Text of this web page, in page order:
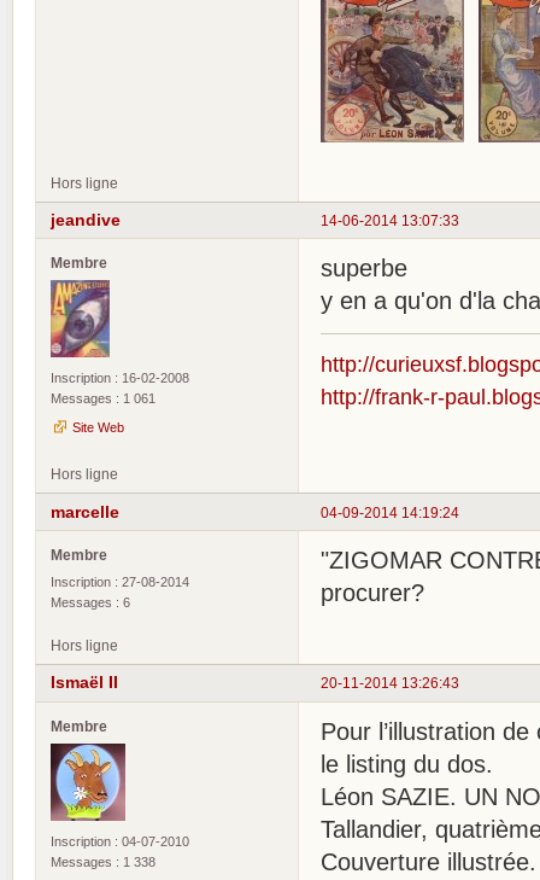
Hors ligne
14-06-2014 13:07:33
jeandive
Membre
Inscription : 16-02-2008
Messages : 1 061
Site Web
superbe
y en a qu'on d'la
http://
http://frank-r-
Hors ligne
04-09-2014 14:19:24
marcelle
Membre
Inscription : 27-08-2014
Messages : 6
"ZIGOMAR
procurer?
Hors ligne
20-11-2014 13:26:43
Ismaël II
Membre
Inscription : 04-07-2010
Messages : 1 338
Pour l’illustration
le listing du dos.
Léon SAZIE. UN
Tallandier,
Couverture